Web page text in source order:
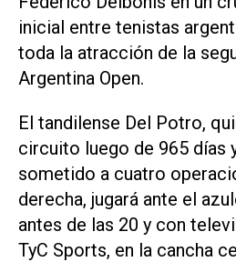
inicial entre tenistas
toda la atracción de la
Argentina Open.
El tandilense Del Potro,
circuito luego de 965 días
sometido a cuatro
derecha, jugará ante el
antes de las 20 y con
TyC Sports, en la cancha